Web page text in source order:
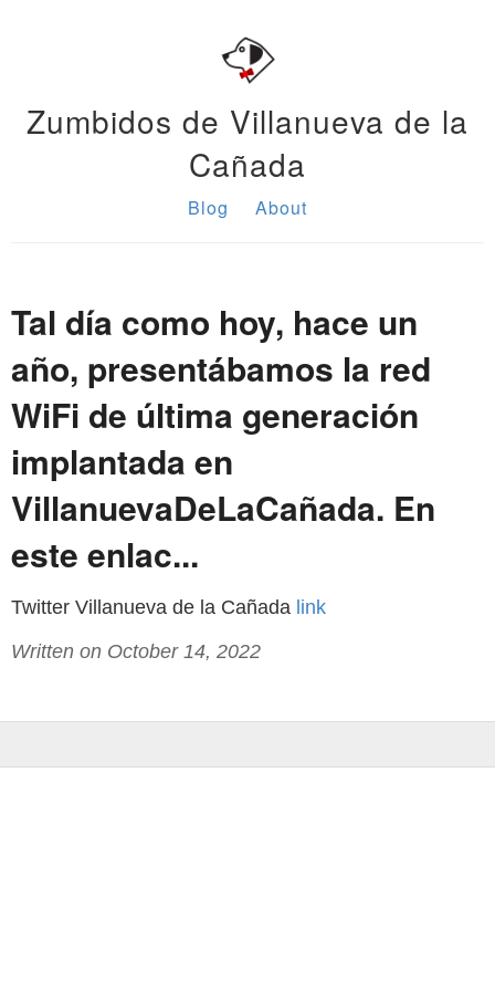
Zumbidos de Villanueva de la
Cañada
Blog About
Tal día como hoy, hace un
año, presentábamos la red
WiFi de última generación
implantada en
VillanuevaDeLaCañada. En
este enlac...
Twitter Villanueva de la Cañada link
Written on October 14, 2022